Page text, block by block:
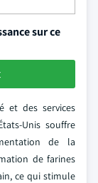
sur ce
et des services
Unis souffre
de la
de farines
ce qui stimule